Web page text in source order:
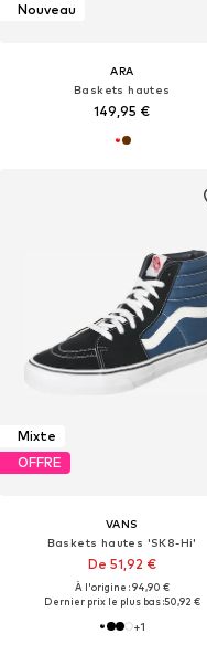
Nouveau
ARA
Baskets hautes
149,95 €
Mixte
OFFRE
VANS
Baskets hautes 'SK8-Hi'
De 51,92 €
À l'origine : 94,90 €
Dernier prix le plus bas :50,92 €
+1